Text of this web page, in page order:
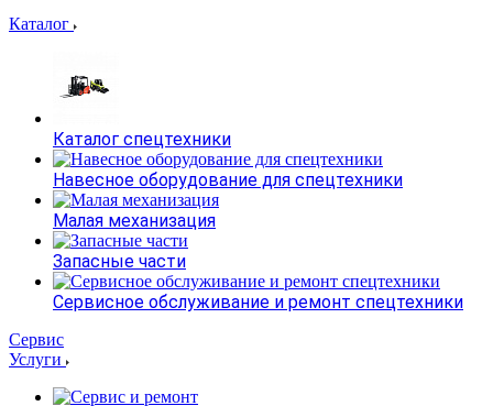
Каталог
Каталог спецтехники
Навесное оборудование для спецтехники
Малая механизация
Запасные части
Сервисное обслуживание и ремонт спецтехники
Сервис
Услуги